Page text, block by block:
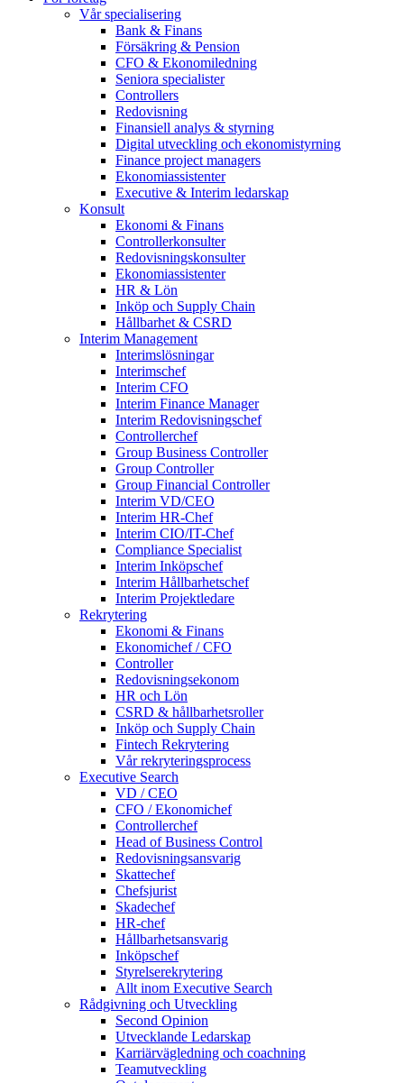
Vår specialisering
Bank & Finans
Försäkring & Pension
CFO & Ekonomiledning
Seniora specialister
Controllers
Redovisning
Finansiell analys & styrning
Digital utveckling och ekonomistyrning
Finance project managers
Ekonomiassistenter
Executive & Interim ledarskap
Konsult
Ekonomi & Finans
Controllerkonsulter
Redovisningskonsulter
Ekonomiassistenter
HR & Lön
Inköp och Supply Chain
Hållbarhet & CSRD
Interim Management
Interimslösningar
Interimschef
Interim CFO
Interim Finance Manager
Interim Redovisningschef
Controllerchef
Group Business Controller
Group Controller
Group Financial Controller
Interim VD/CEO
Interim HR-Chef
Interim CIO/IT-Chef
Compliance Specialist
Interim Inköpschef
Interim Hållbarhetschef
Interim Projektledare
Rekrytering
Ekonomi & Finans
Ekonomichef / CFO
Controller
Redovisningsekonom
HR och Lön
CSRD & hållbarhetsroller
Inköp och Supply Chain
Fintech Rekrytering
Vår rekryteringsprocess
Executive Search
VD / CEO
CFO / Ekonomichef
Controllerchef
Head of Business Control
Redovisningsansvarig
Skattechef
Chefsjurist
Skadechef
HR-chef
Hållbarhetsansvarig
Inköpschef
Styrelserekrytering
Allt inom Executive Search
Rådgivning och Utveckling
Second Opinion
Utvecklande Ledarskap
Karriärvägledning och coachning
Teamutveckling